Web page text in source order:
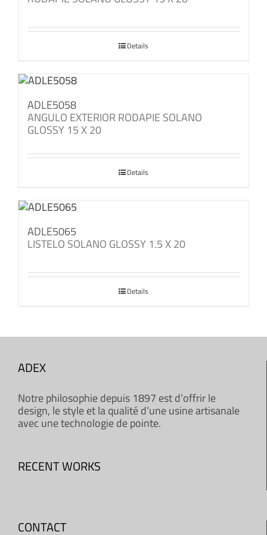
Details
ADLE5058
ANGULO EXTERIOR RODAPIE SOLANO
GLOSSY 15 X 20
Details
ADLE5065
LISTELO SOLANO GLOSSY 1.5 X 20
Details
ADEX
Notre philosophie depuis 1897 est d’offrir le
design, le style et la qualité d’une usine artisanale
avec une technologie de pointe.
RECENT WORKS
CONTACT